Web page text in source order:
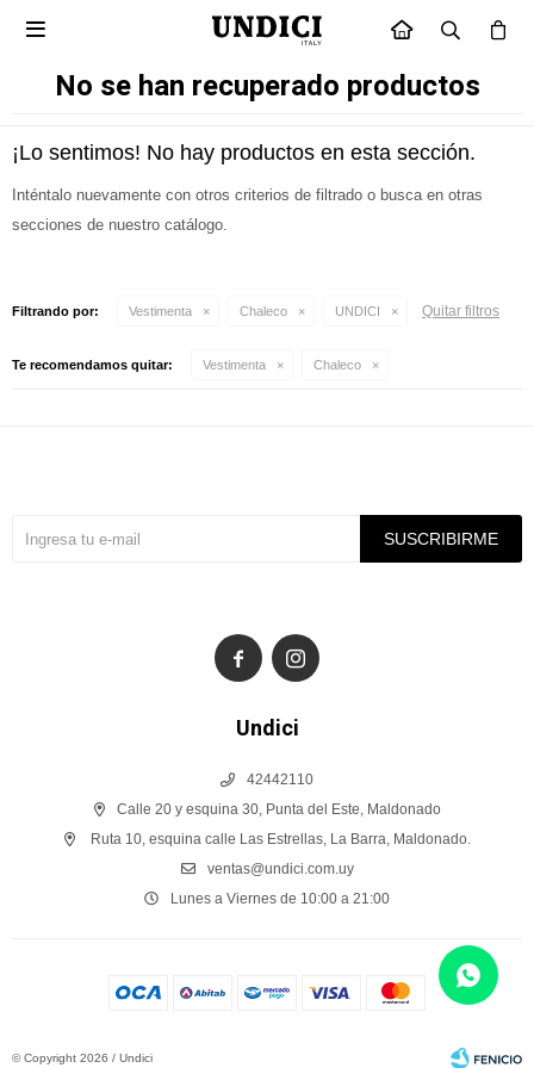
INICIO

No se han recuperado productos
¡Lo sentimos! No hay productos en esta sección.
Inténtalo nuevamente con otros criterios de filtrado o busca en otras
secciones de nuestro catálogo.
Filtrando por: Vestimenta Chaleco UNDICI Quitar filtros
Te recomendamos quitar: Vestimenta Chaleco
Undici
42442110
Calle 20 y esquina 30, Punta del Este, Maldonado
Ruta 10, esquina calle Las Estrellas, La Barra, Maldonado.
ventas@undici.com.uy
Lunes a Viernes de 10:00 a 21:00
SUSCRIBIRME
 
© Copyright 2026 / Undici